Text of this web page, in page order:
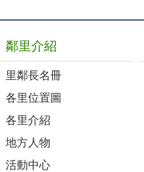
鄰里介紹
里鄰長名冊
各里位置圖
各里介紹
地方人物
活動中心